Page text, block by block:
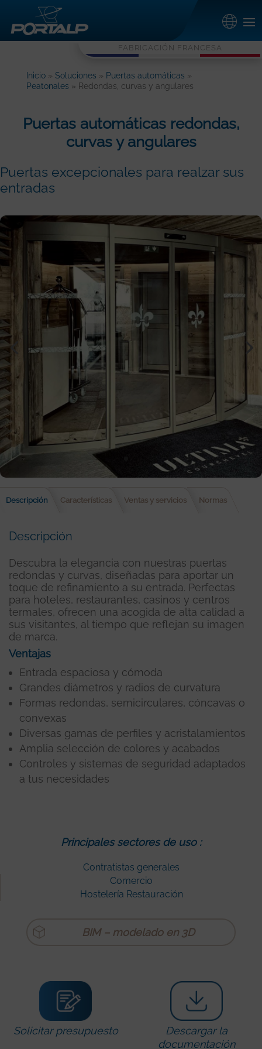
FABRICACIÓN FRANCESA
Inicio» Soluciones » Puertas automáticas »
Peatonales » Redondas, curvas y angulares
Puertas automáticas redondas,
curvas y angulares
Puertas excepcionales para realzar sus
entradas
Descripción Características Ventas y servicios Normas
Descripción
Descubra la elegancia con nuestras puertas
redondas y curvas, diseñadas para aportar un
toque de refinamiento a su entrada. Perfectas
para hoteles, restaurantes, casinos y centros
termales, ofrecen una acogida de alta calidad a
sus visitantes, al tiempo que reflejan su imagen
de marca.
Ventajas
Entrada espaciosa y cómoda
Grandes diámetros y radios de curvatura
Formas redondas, semicirculares, cóncavas o
convexas
Diversas gamas de perfiles y acristalamientos
Amplia selección de colores y acabados
Controles y sistemas de seguridad adaptados
a tus necesidades
Principales sectores de uso :
Contratistas generales
Comercio
Hostelería Restauración
BIM – modelado en 3D
Solicitar presupuesto
Descargar la
documentación